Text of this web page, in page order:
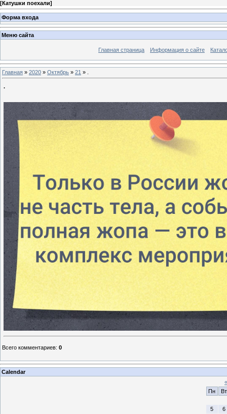
[Катушки поехали]
Форма входа
Меню сайта
Главная страница Информация о сайте
Главная » 2020 » Октябрь » 21 » .
.
Всего комментариев: 0
Calendar
«
Пн
Вт
5
6